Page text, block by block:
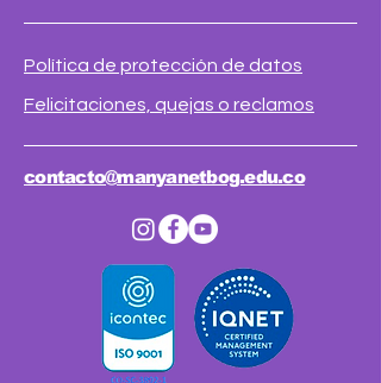
Política de protección de datos
Felicitaciones, quejas o reclamos
contacto@manyanetbog.edu.co